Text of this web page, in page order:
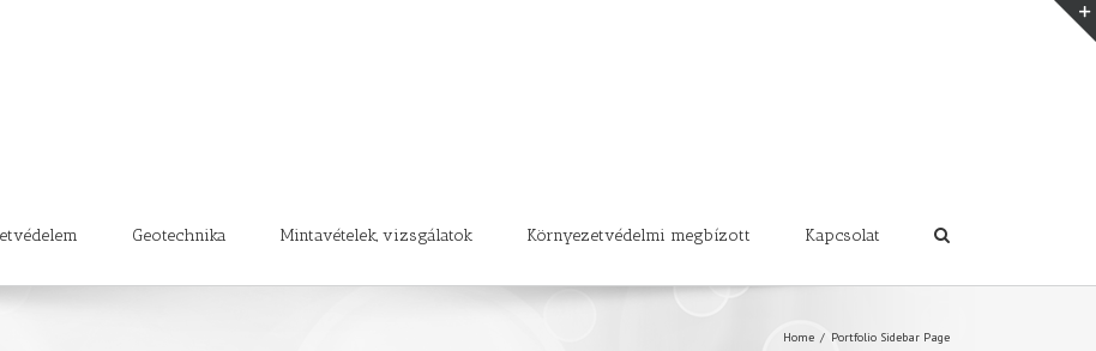
Geotechnika Mintavételek, vizsgálatok Környezetvédelmi megbízott Kapcsolat
Home / Portfolio Sidebar Page